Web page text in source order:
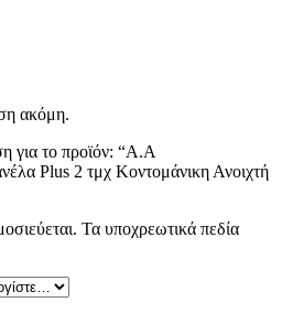
ακόμη.
για το προϊόν: “A.A
Plus 2 τμχ Κοντομάνικη Ανοιχτή
Τα υποχρεωτικά πεδία